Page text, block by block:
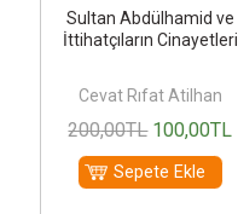
Sultan Abdülhamid ve
İttihatçıların Cinayetleri
Cevat Rıfat Atilhan
200,00TL 100,00TL
Sepete Ekle